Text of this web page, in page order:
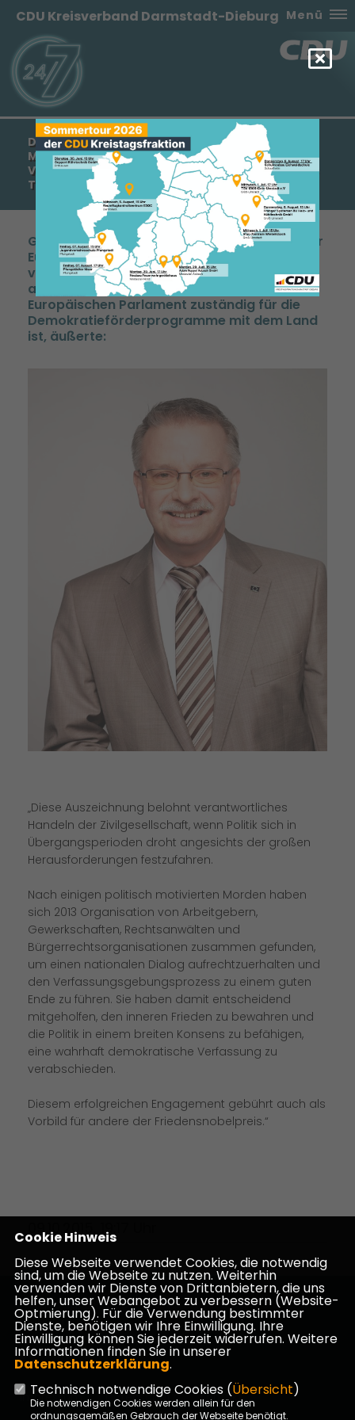
CDU Kreisverband Darmstadt-Dieburg Menü
DER HESSISCHE CDU - EUROPAABGEORDNETE
MICHAEL GAHLER HAT SICH ERFREUT ZUR
VERLEIHUNG DES FRIEDENSNOBELPREISES AN DAS
TUNESISCHE FRIEDENS-QUARTETT GEÄUSSERT.
Gahler, der 2011 der Chefwahlbeobachter der
Europäischen Union bei den Wahlen zur
verfassunggebenden Versammlung war,
auch die Wahlen 2014 beobachtete und im
Europäischen Parlament zuständig für die
Demokratieförderprogramme mit dem Land
ist, äußerte:
Diese Auszeichnung belohnt verantwortliches
Handeln der Zivilgesellschaft, wenn Politik sich in
Übergangsperioden droht angesichts der großen
Herausforderungen festzufahren.
Nach einigen politisch motivierten Morden haben
sich 2013 Organisation von Arbeitgebern,
Gewerkschaften, Rechtsanwälten und
Bürgerrechtsorganisationen zusammen gefunden,
um einen nationalen Dialog aufrechtzuerhalten und
den Verfassungsgebungsprozess zu einem guten
Ende zu führen. Sie haben damit entscheidend
mitgeholfen, den inneren Frieden zu bewahren und
die Politik in einem breiten Konsens zu befähigen,
eine wahrhaft demokratische Verfassung zu
verabschieden.
Diesem erfolgreichen Engagement gebührt auch als
Vorbild für andere der Friedensnobelpreis.“
09.10.2015, 19:17 Uhr
Homepage des CDU Kreisverbandes Darmstadt-
Dieburg
Impressum Datenschutz Kontakt
Cookie Hinweis
Diese Webseite verwendet Cookies, die notwendig
sind, um die Webseite zu nutzen. Weiterhin
verwenden wir Dienste von Drittanbietern, die uns
helfen, unser Webangebot zu verbessern (Website-
Optmierung). Für die Verwendung bestimmter
Dienste, benötigen wir Ihre Einwilligung. Ihre
Einwilligung können Sie jederzeit widerrufen. Weitere
Informationen finden Sie in unserer
Datenschutzerklärung.
Technisch notwendige Cookies (Übersicht)
Die notwendigen Cookies werden allein für den
ordnungsgemäßen Gebrauch der Webseite benötigt.